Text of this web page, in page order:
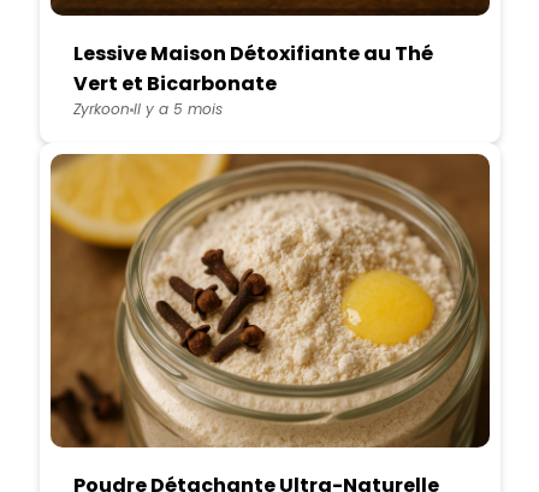
Lessive Maison Détoxifiante au Thé
Vert et Bicarbonate
Zyrkoon Il y a 5 mois
Poudre Détachante Ultra-Naturelle